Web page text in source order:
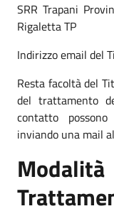
SRR Trapani
Rigaletta TP
Indirizzo email del
Resta facoltà del
del trattamento
contatto
inviando una mail